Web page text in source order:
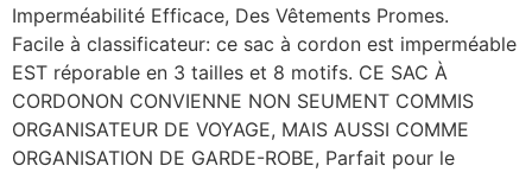
Imperméabilité Efficace, Des Vêtements Promes.
Facile à classificateur: ce sac à cordon est imperméable
EST réporable en 3 tailles et 8 motifs. CE SAC À
CORDONON CONVIENNE NON SEUMENT COMMIS
ORGANISATEUR DE VOYAGE, MAIS AUSSI COMME
ORGANISATION DE GARDE-ROBE, Parfait pour le